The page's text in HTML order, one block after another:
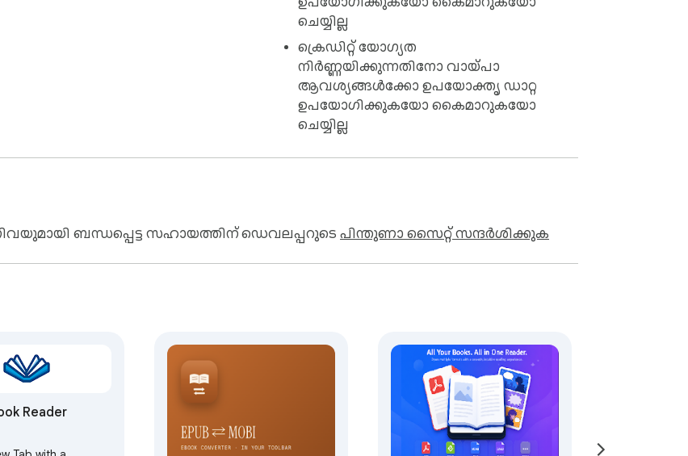
ചെയ്യില്ല
ക്രെഡിറ്റ് യോഗ്യത
നിർണ്ണയിക്കുന്നതിനോ വായ്‌പാ
ആവശ്യങ്ങൾക്കോ ഉപയോക്തൃ ഡാറ്റ
ഉപയോഗിക്കുകയോ കൈമാറുകയോ
ചെയ്യില്ല
ബന്ധപ്പെട്ട സഹായത്തിന് ഡെവലപ്പറുടെ പിന്തുണാ സൈറ്റ് സന്ദർശിക്കുക
Reader